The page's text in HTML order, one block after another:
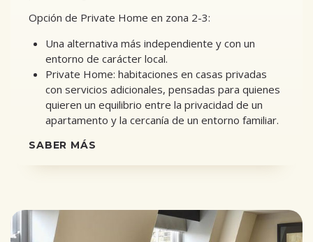
Opción de Private Home en zona 2-3:
Una alternativa más independiente y con un
entorno de carácter local.
Private Home: habitaciones en casas privadas
con servicios adicionales, pensadas para quienes
quieren un equilibrio entre la privacidad de un
apartamento y la cercanía de un entorno familiar.
SABER MÁS